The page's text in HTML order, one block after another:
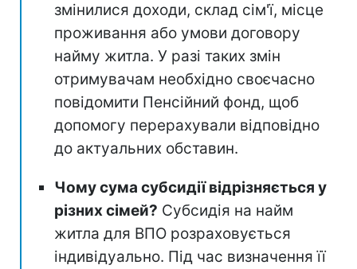
змінилися доходи, склад сім'ї, місце
проживання або умови договору
найму житла. У разі таких змін
отримувачам необхідно своєчасно
повідомити Пенсійний фонд, щоб
допомогу перерахували відповідно
до актуальних обставин.
Чому сума субсидії відрізняється у
різних сімей? Субсидія на найм
житла для ВПО розраховується
індивідуально. Під час визначення її